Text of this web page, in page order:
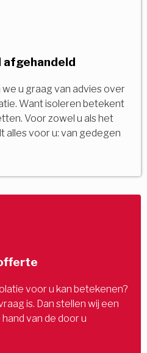
afgehandeld
u graag van advies over
Want isoleren betekent
Voor zowel u als het
alles voor u: van gedegen
voor u kan betekenen?
is. Dan stellen wij een
van de door u